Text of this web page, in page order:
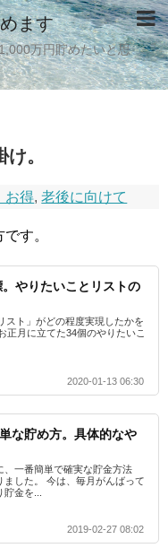
ます
万円貯めたいと思
。
お得,老後に向けて
す。
やりたいことリストの
スト」がどの程度実現したかを
正月に立てた34個のやりたいこ
2020-01-13 06:30
な貯め方。具体的なや
、一番簡単で確実な貯金方法
した。 今は、毎月がんばって
金を...
2019-02-27 08:02